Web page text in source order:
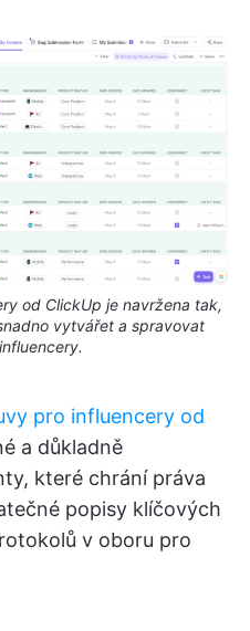
od ClickUp je navržena tak,
vytvářet a spravovat
pro influencery od
a důkladně
které chrání práva
popisy klíčových
v oboru pro